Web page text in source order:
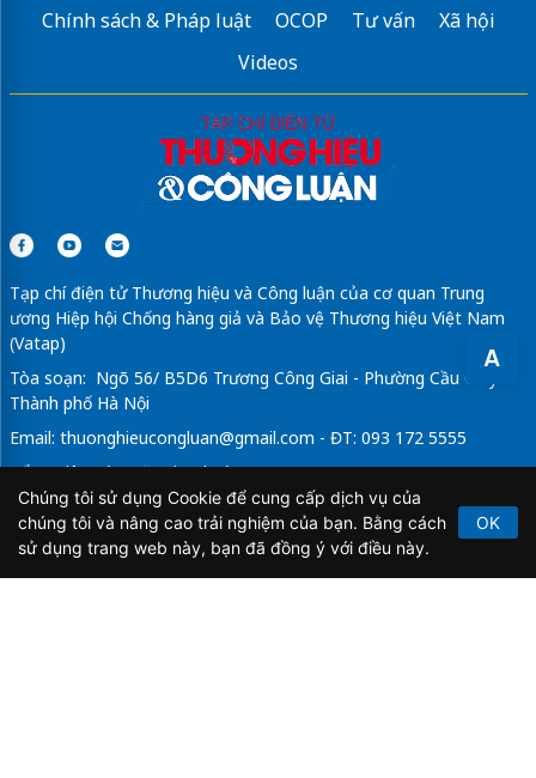
A
Sửa máy rửa bát bosch
Chính Hãng
Chính sách & Pháp luật
OCOP Tư vấn
Xã hội
Videos
Tạp chí điện tử Thương hiệu và Công luận của cơ quan Trung
ương Hiệp hội Chống hàng giả và Bảo vệ Thương hiệu Việt Nam
(Vatap)
Tòa soạn: Ngõ 56/ B5D6 Trương Công Giai - Phường Cầu Giấy -
Thành phố Hà Nội
Email: thuonghieucongluan@gmail.com - ĐT: 093 172 5555
Tổng Biên Tập: Vũ Đức Thuận
Giấy phép hoạt động báo chí điện tử số 64/GP-BTTTT do Bộ
Thông tin và Truyền thông cấp ngày 21/2/2020.
Chúng tôi sử dụng Cookie để cung cấp dịch vụ của
chúng tôi và nâng cao trải nghiệm của bạn. Bằng cách
sử dụng trang web này, bạn đã đồng ý với điều này.
OK